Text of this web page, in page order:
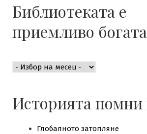
Библиотеката е
приемливо
Историята помни
Глобалното затопляне